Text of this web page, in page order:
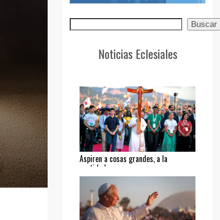
Buscar Buscar
Noticias Eclesiales
Aspiren a cosas grandes, a la
santidad